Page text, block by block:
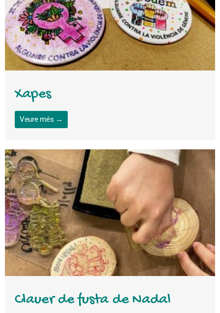
Xapes
Veure més →
Clauer de fusta de Nadal